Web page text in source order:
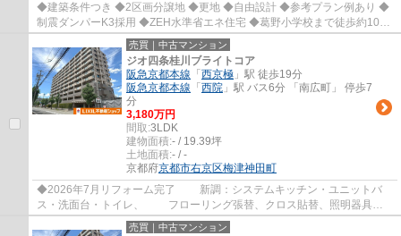
◆建築条件つき ◆2区画分譲地 ◆更地 ◆自由設計 ◆参考プラン例あり ◆
制震ダンパーK3採用 ◆ZEH水準省エネ住宅 ◆葛野小学校まで徒歩約10
分、お子様の通学も安心立地 ◆徒歩約4分圏内にスー...
売買｜中古マンション
ジオ四条桂川ブライトコア
阪急京都本線 「 西京極 」駅 徒歩19分
阪急京都本線 「 西院 」駅 バス6分 「南広町」 停歩7
分
3,180万円
間取:3LDK
建物面積:- / 19.39坪
土地面積:- / -
京都府京都市右京区梅津神田町
◆2026年7月リフォーム完了 新調：システムキッチン・ユニットバ
ス・洗面台・トイレ、 フローリング張替、クロス貼替、照明器具設
置 など ◆南西向きバルコニー ◆陽当り良好 ◆...
売買｜中古マンション